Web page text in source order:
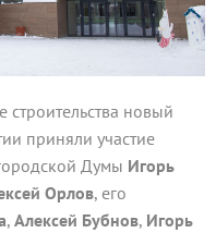
строительства новый
приняли участие
Думы Игорь
Орлов, его
, Алексей Бубнов, Игорь